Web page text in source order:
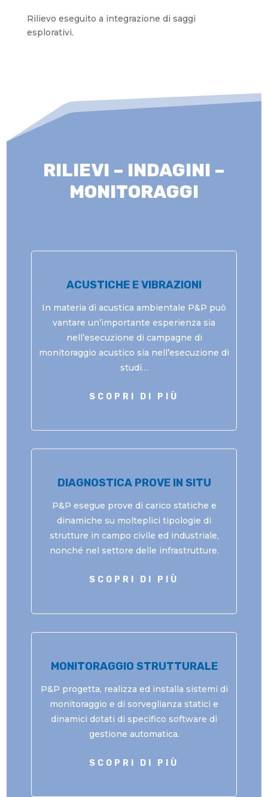
Rilievo eseguito a integrazione di saggi
esplorativi.
RILIEVI – INDAGINI –
MONITORAGGI
ACUSTICHE E VIBRAZIONI
In materia di acustica ambientale P&P può
vantare un’importante esperienza sia
nell’esecuzione di campagne di
monitoraggio acustico sia nell’esecuzione di
studi…
SCOPRI DI PIÙ
DIAGNOSTICA PROVE IN SITU
P&P esegue prove di carico statiche e
dinamiche su molteplici tipologie di
strutture in campo civile ed industriale,
nonché nel settore delle infrastrutture.
SCOPRI DI PIÙ
MONITORAGGIO STRUTTURALE
P&P progetta, realizza ed installa sistemi di
monitoraggio e di sorveglianza statici e
dinamici dotati di specifico software di
gestione automatica.
SCOPRI DI PIÙ